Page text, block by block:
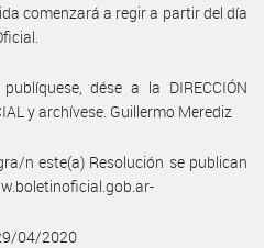
comenzará a regir a partir del día
dése a la DIRECCIÓN
y archívese. Guillermo Merediz
n este(a) Resolución se publican
04/2020